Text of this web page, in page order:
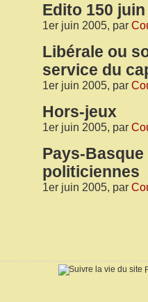
Edito 150 juin
1er juin 2005, par
Libérale ou
service du
1er juin 2005, par
Hors-jeux
1er juin 2005, par
Pays-
politiciennes
1er juin 2005, par